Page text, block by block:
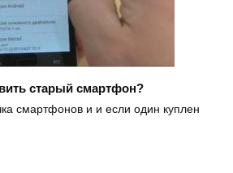
старый смартфон?
смартфонов и и если один куплен